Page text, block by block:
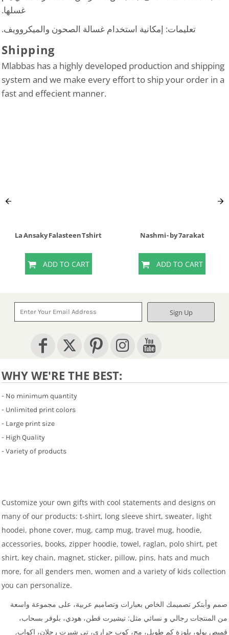
غسلها.
تعليمات: إمكانية استخدام غسالة الصحون والميكروويف.
Shipping
Mlabbas has a highly developed production and shipping
system and we make every effort to ship your order in a
fast and effecient manner.
La Ansaky Falasteen Tshirt
ADD TO CART
Nashmi - by 7arakat
ADD TO CART
Sign Up
WHY WE'RE THE BEST:
- No minimum quantity
- Unlimited print colors
- Large print size
- High Quality
- Variety of products
Customize your own gifts with cool statements and designs on
many of our products: t-shirt, long sleeve shirt, sweater, light
hoodei, phone cover, mug, camp mug, travel mug, hoodie,
accessories, books, zipper hoodie, towel, raglan, polo shirt, pet
shirt, key chain, magnet, sticker, pillow, pins, hats and much
more, for all genders men, women and a variety of kids collection
you can personalize.
صمم وأبتكر تصميمك الخاص بعبارات وتصاميم عربية، على مجموعة واسعة
من المنتجات رجالي و نسائي مثل: تيشيرت قطن، هودي، بلوفر بسحاب،
قميص بولو، بلوزة كم طويل، مج، كوب حراري، تي شيرت رجلان، اكواب,